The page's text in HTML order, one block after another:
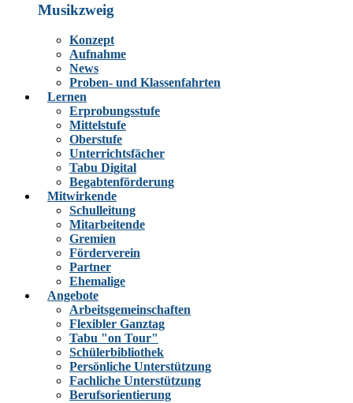
Musikzweig
Konzept
Aufnahme
News
Proben- und Klassenfahrten
Lernen
Erprobungsstufe
Mittelstufe
Oberstufe
Unterrichtsfächer
Tabu Digital
Begabtenförderung
Mitwirkende
Schulleitung
Mitarbeitende
Gremien
Förderverein
Partner
Ehemalige
Angebote
Arbeitsgemeinschaften
Flexibler Ganztag
Tabu "on Tour"
Schülerbibliothek
Persönliche Unterstützung
Fachliche Unterstützung
Berufsorientierung